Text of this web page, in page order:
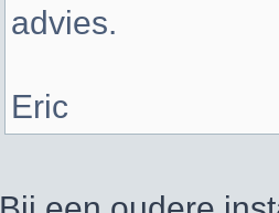
advies.
Eric